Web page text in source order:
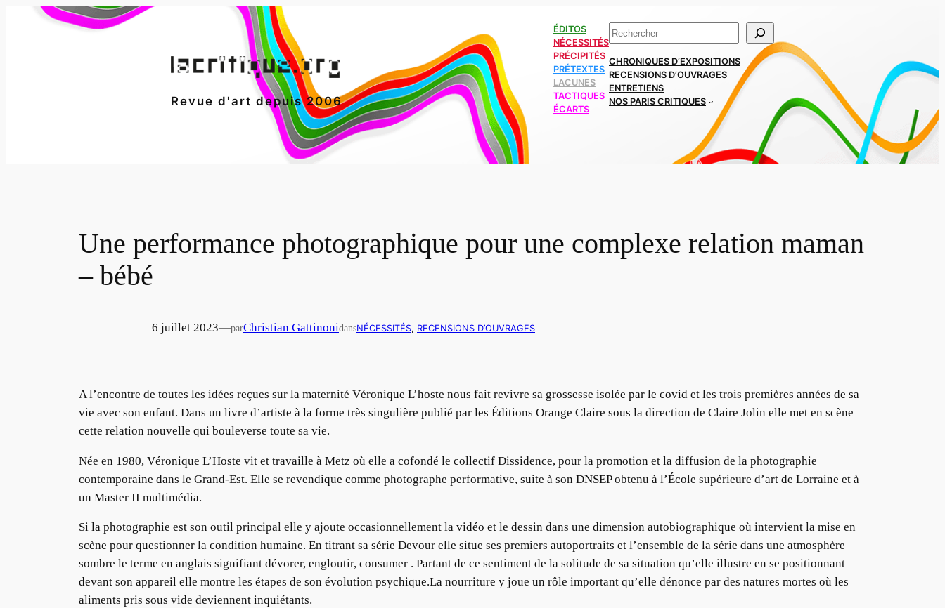
Revue d'art depuis 2006
ÉDITOS
NÉCESSITÉS
PRÉCIPITÉS
PRÉTEXTES
LACUNES
TACTIQUES
ÉCARTS
Rechercher
CHRONIQUES D’EXPOSITIONS
RECENSIONS D’OUVRAGES
ENTRETIENS
NOS PARIS CRITIQUES
Une performance photographique pour une complexe relation maman
– bébé
6 juillet 2023—parChristian GattinonidansNÉCESSITÉS, RECENSIONS D’OUVRAGES
A l’encontre de toutes les idées reçues sur la maternité Véronique L’hoste nous fait revivre sa grossesse isolée par le covid et les trois premières années de sa
vie avec son enfant. Dans un livre d’artiste à la forme très singulière publié par les Éditions Orange Claire sous la direction de Claire Jolin elle met en scène
cette relation nouvelle qui bouleverse toute sa vie.
Née en 1980, Véronique L’Hoste vit et travaille à Metz où elle a cofondé le collectif Dissidence, pour la promotion et la diffusion de la photographie
contemporaine dans le Grand-Est. Elle se revendique comme photographe performative, suite à son DNSEP obtenu à l’École supérieure d’art de Lorraine et à
un Master II multimédia.
Si la photographie est son outil principal elle y ajoute occasionnellement la vidéo et le dessin dans une dimension autobiographique où intervient la mise en
scène pour questionner la condition humaine. En titrant sa série Devour elle situe ses premiers autoportraits et l’ensemble de la série dans une atmosphère
sombre le terme en anglais signifiant dévorer, engloutir, consumer . Partant de ce sentiment de la solitude de sa situation qu’elle illustre en se positionnant
devant son appareil elle montre les étapes de son évolution psychique.La nourriture y joue un rôle important qu’elle dénonce par des natures mortes où les
aliments pris sous vide deviennent inquiétants.